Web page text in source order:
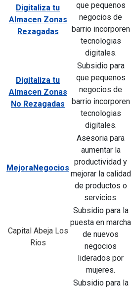
Digitaliza tu
Almacen Zonas
Rezagadas
que pequenos
negocios de
barrio incorporen
tecnologias
digitales.
Digitaliza tu
Almacen Zonas
No Rezagadas
Subsidio para
que pequenos
negocios de
barrio incorporen
tecnologias
digitales.
MejoraNegocios
Asesoria para
aumentar la
productividad y
mejorar la calidad
de productos o
servicios.
Capital Abeja Los
Rios
Subsidio para la
puesta en marcha
de nuevos
negocios
liderados por
mujeres.
Subsidio para la